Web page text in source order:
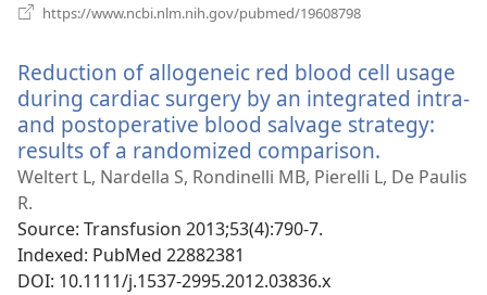
https://www.ncbi.nlm.nih.gov/pubmed/19608798
вікні)
Reduction of allogeneic red blood cell usage
during cardiac surgery by an integrated intra-
and postoperative blood salvage strategy:
results of a randomized comparison.
у
Weltert L, Nardella S, Rondinelli MB, Pierelli L, De Paulis
R.
Source‎: Transfusion 2013;53(4):790-7.
Indexed‎: PubMed 22882381
DOI‎: 10.1111/j.1537-2995.2012.03836.x